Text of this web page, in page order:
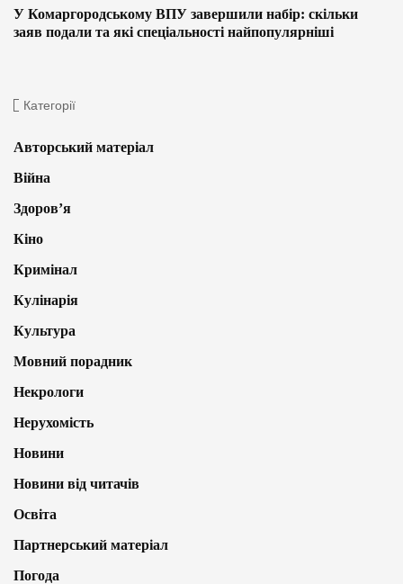
У Комаргородському ВПУ завершили набір: скільки
заяв подали та які спеціальності найпопулярніші
Категорії
Авторський матеріал
Війна
Здоров’я
Кіно
Кримінал
Кулінарія
Культура
Мовний порадник
Некрологи
Нерухомість
Новини
Новини від читачів
Освіта
Партнерський матеріал
Погода